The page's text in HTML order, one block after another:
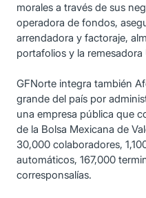
morales a través de sus
operadora de fondos,
arrendadora y factoraje,
portafolios y la remesadora
GFNorte integra también
grande del país por
una empresa pública que
de la Bolsa Mexicana de
30,000 colaboradores,
automáticos, 167,000
corresponsalías.